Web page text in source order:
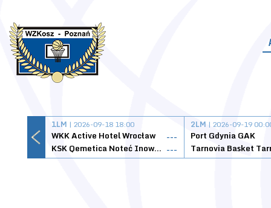
1LM | 2026-09-18 18:00
WKK Active Hotel Wrocław
---
KSK Qemetica Noteć Inowrocław ---
2LM | 2026-09-19
Port Gdynia GAK